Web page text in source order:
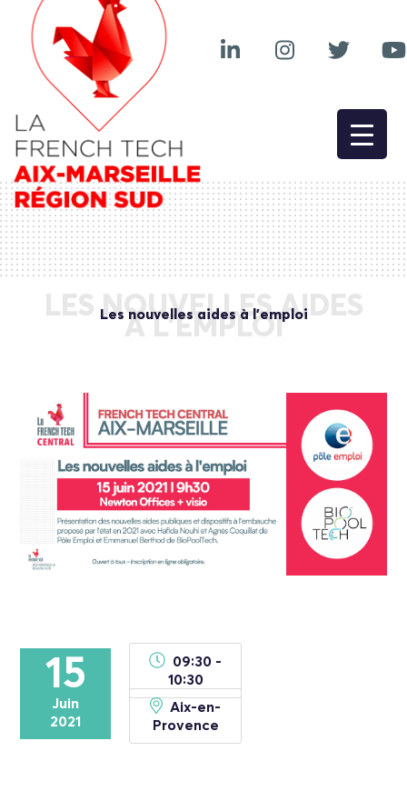
LES NOUVELLES AIDES
À L’EMPLOI
Les nouvelles aides à l’emploi
15
Juin
2021
09:30 -
10:30
Aix-en-
Provence